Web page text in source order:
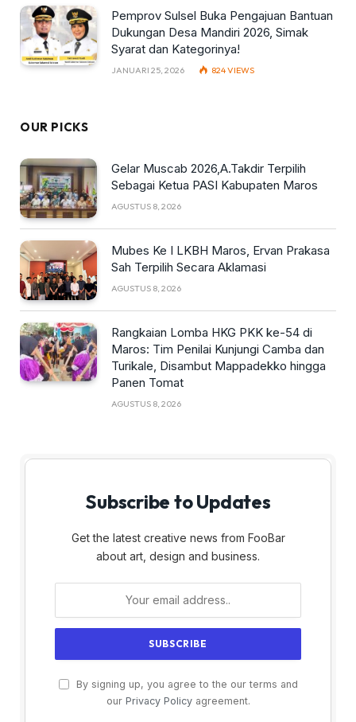
Pemprov Sulsel Buka Pengajuan Bantuan
Dukungan Desa Mandiri 2026, Simak
Syarat dan Kategorinya!
JANUARI 25, 2026 824VIEWS
OUR PICKS
Gelar Muscab 2026,A.Takdir Terpilih
Sebagai Ketua PASI Kabupaten Maros
AGUSTUS 8, 2026
Mubes Ke I LKBH Maros, Ervan Prakasa
Sah Terpilih Secara Aklamasi
AGUSTUS 8, 2026
Rangkaian Lomba HKG PKK ke-54 di
Maros: Tim Penilai Kunjungi Camba dan
Turikale, Disambut Mappadekko hingga
Panen Tomat
AGUSTUS 8, 2026
Subscribe to Updates
Get the latest creative news from FooBar
about art, design and business.
By signing up, you agree to the our terms and
our Privacy Policyagreement.